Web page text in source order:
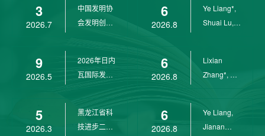
3
2026.7
中国发明协
会发明创业
9
2026.5
2026年日内
瓦国际发明
5
2026.3
黑龙江省科
技进步二等
6
2026.8
Ye Liang*,
Shuai Lu,
6
2026.8
Lixian
Zhang*, Ye
6
2026.8
Ye Liang,
Jianan